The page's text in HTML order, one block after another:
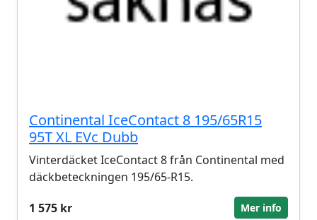
Continental IceContact 8 195/65R15
95T XL EVc Dubb
Vinterdäcket IceContact 8 från Continental med
däckbeteckningen 195/65-R15.
1 575 kr
Mer info